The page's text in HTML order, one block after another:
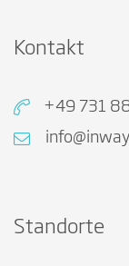
Kontakt
+49 731
Standorte